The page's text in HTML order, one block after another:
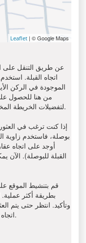
Leaflet | © Google Maps
عن طريق التنقل على
اتجاه القبلة.
الموجودة في الركن
لموقعك. يمكنك استخدام خيار 'OSM' لتفضيلات الخريطة المختلفة.
إذا كنت ترغب في العثور
بوصلة، فاستخدم زاوية
القبلة للبوصلة). الآن
قم بتنشيط الموقع
بطريقة أكثر
وتأكيد. انتظر حتى يتم
اتجاه القبلة وزاوية القبلة اللازمة لبوصلة بسرعة.